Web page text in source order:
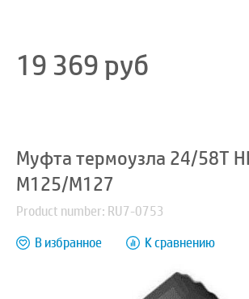
19 369руб
Муфта термоузла 24/58T
M125/M127
Product number: RU7-0753
В избранное
К сравнению